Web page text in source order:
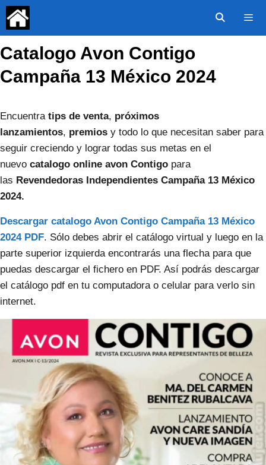
Saltar
contenido
Catalogo Avon Contigo
Campaña 13 México 2024
Encuentra tips de venta, próximos
lanzamientos, premios y todo lo que necesitan saber para
seguir creciendo y lograr todas sus metas en el
nuevo catalogo online avon Contigo para
las Revendedoras Independientes Campaña 13 México
2024.
Descargar catalogo Avon Contigo Campaña 13 México
2024 PDF. Sólo debes abrir el catálogo virtual y luego en la
parte superior izquierda encontrarás una flecha para que
puedas descargar el fichero en PDF. Así podrás descargar
el catálogo pdf en tu computadora o celular para verlo sin
internet.